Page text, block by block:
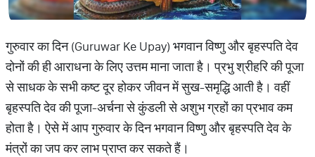
गुरुवार का दिन (Guruwar Ke Upay) भगवान विष्णु और बृहस्पति देव
दोनों की ही आराधना के लिए उत्तम माना जाता है। प्रभु श्रीहरि की पूजा
से साधक के सभी कष्ट दूर होकर जीवन में सुख-समृद्धि आती है। वहीं
बृहस्पति देव की पूजा-अर्चना से कुंडली से अशुभ ग्रहों का प्रभाव कम
होता है। ऐसे में आप गुरुवार के दिन भगवान विष्णु और बृहस्पति देव के
मंत्रों का जप कर लाभ प्राप्त कर सकते हैं।